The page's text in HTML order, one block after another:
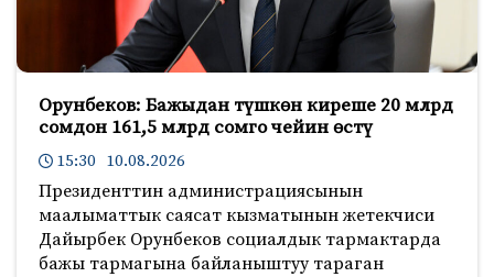
Орунбеков: Бажыдан түшкөн киреше 20 млрд
сомдон 161,5 млрд сомго чейин өстү
15:30 10.08.2026
Президенттин администрациясынын
маалыматтык саясат кызматынын жетекчиси
Дайырбек Орунбеков социалдык тармактарда
бажы тармагына байланыштуу тараган